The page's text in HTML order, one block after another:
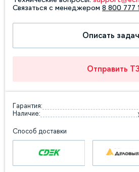
Связаться с менеджером 8 800 777
Описать
Отправить ТЗ
Гарантия:
Наличие:
Способ доставки